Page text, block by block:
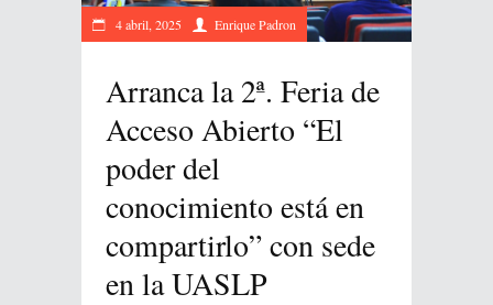
4 abril, 2025 Enrique Padron
Arranca la 2ª. Feria de
Acceso Abierto “El
poder del
conocimiento está en
compartirlo” con sede
en la UASLP